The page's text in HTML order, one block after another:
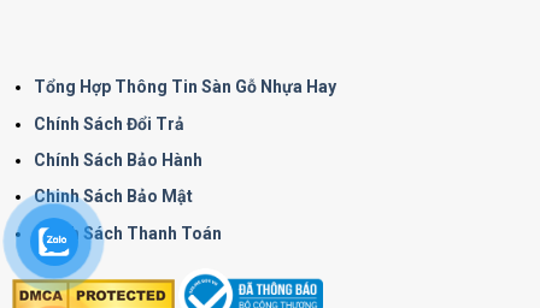
Tổng Hợp Thông Tin Sàn Gỗ Nhựa Hay
Chính Sách Đổi Trả
Chính Sách Bảo Hành
Chinh Sách Bảo Mật
Chính Sách Thanh Toán